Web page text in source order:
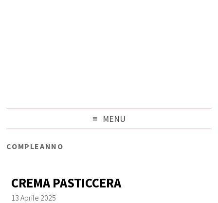
MENU
COMPLEANNO
CREMA PASTICCERA
13 Aprile 2025